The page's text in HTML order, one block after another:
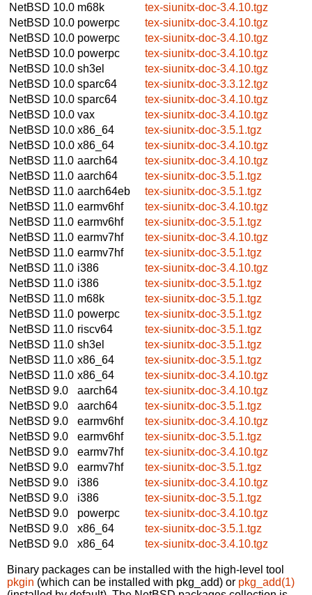
NetBSD 10.0 m68k
tex-siunitx-doc-3.4.10.tgz
NetBSD 10.0 powerpc
tex-siunitx-doc-3.4.10.tgz
NetBSD 10.0 powerpc
tex-siunitx-doc-3.4.10.tgz
NetBSD 10.0 powerpc
tex-siunitx-doc-3.4.10.tgz
NetBSD 10.0 sh3el
tex-siunitx-doc-3.4.10.tgz
NetBSD 10.0 sparc64
tex-siunitx-doc-3.3.12.tgz
NetBSD 10.0 sparc64
tex-siunitx-doc-3.4.10.tgz
NetBSD 10.0 vax
tex-siunitx-doc-3.4.10.tgz
NetBSD 10.0 x86_64
tex-siunitx-doc-3.5.1.tgz
NetBSD 10.0 x86_64
tex-siunitx-doc-3.4.10.tgz
NetBSD 11.0 aarch64
tex-siunitx-doc-3.4.10.tgz
NetBSD 11.0 aarch64
tex-siunitx-doc-3.5.1.tgz
NetBSD 11.0 aarch64eb
tex-siunitx-doc-3.5.1.tgz
NetBSD 11.0 earmv6hf
tex-siunitx-doc-3.4.10.tgz
NetBSD 11.0 earmv6hf
tex-siunitx-doc-3.5.1.tgz
NetBSD 11.0 earmv7hf
tex-siunitx-doc-3.4.10.tgz
NetBSD 11.0 earmv7hf
tex-siunitx-doc-3.5.1.tgz
NetBSD 11.0 i386
tex-siunitx-doc-3.4.10.tgz
NetBSD 11.0 i386
tex-siunitx-doc-3.5.1.tgz
NetBSD 11.0 m68k
tex-siunitx-doc-3.5.1.tgz
NetBSD 11.0 powerpc
tex-siunitx-doc-3.5.1.tgz
NetBSD 11.0 riscv64
tex-siunitx-doc-3.5.1.tgz
NetBSD 11.0 sh3el
tex-siunitx-doc-3.5.1.tgz
NetBSD 11.0 x86_64
tex-siunitx-doc-3.5.1.tgz
NetBSD 11.0 x86_64
tex-siunitx-doc-3.4.10.tgz
NetBSD 9.0
aarch64
tex-siunitx-doc-3.4.10.tgz
NetBSD 9.0
aarch64
tex-siunitx-doc-3.5.1.tgz
NetBSD 9.0
earmv6hf
tex-siunitx-doc-3.4.10.tgz
NetBSD 9.0
earmv6hf
tex-siunitx-doc-3.5.1.tgz
NetBSD 9.0
earmv7hf
tex-siunitx-doc-3.4.10.tgz
NetBSD 9.0
earmv7hf
tex-siunitx-doc-3.5.1.tgz
NetBSD 9.0
i386
tex-siunitx-doc-3.4.10.tgz
NetBSD 9.0
i386
tex-siunitx-doc-3.5.1.tgz
NetBSD 9.0
powerpc
tex-siunitx-doc-3.4.10.tgz
NetBSD 9.0
x86_64
tex-siunitx-doc-3.5.1.tgz
NetBSD 9.0
x86_64 tex-siunitx-doc-3.4.10.tgz
Binary packages can be installed with the high-level tool
pkgin (which can be installed with pkg_add) or pkg_add(1)